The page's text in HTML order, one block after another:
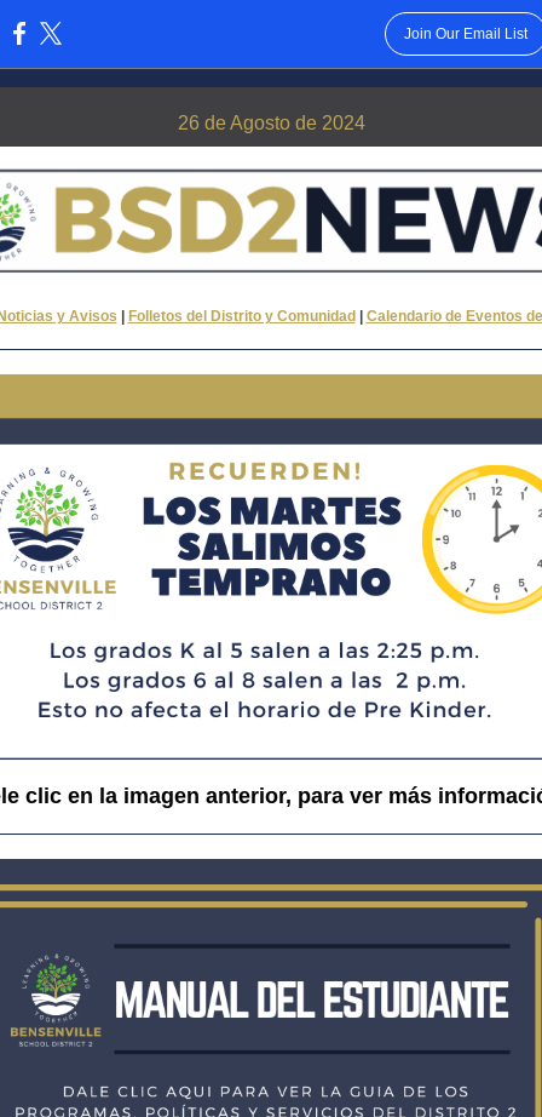
Join Our Email List
26 de Agosto de 2024
y Avisos Folletos del Distrito y Comunidad Calendario de Eventos
clic en la imagen anterior, para ver más